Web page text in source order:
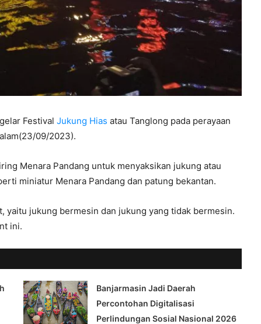
Festival Jukung Hias atau Tanglong pada perayaan
09/2023).
Menara Pandang untuk menyaksikan jukung atau
miniatur Menara Pandang dan patung bekantan.
yaitu jukung bermesin dan jukung yang tidak bermesin.
ini.
Banjarmasin Jadi Daerah
Percontohan Digitalisasi
Perlindungan Sosial Nasional 2026